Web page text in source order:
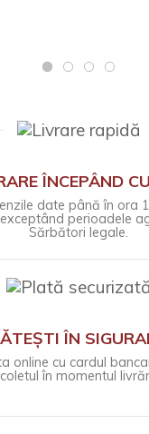
ÎNCEPÂND
date până în ora
perioadele
Sărbători legale.
ÎN
online cu cardul
coletul în momentul